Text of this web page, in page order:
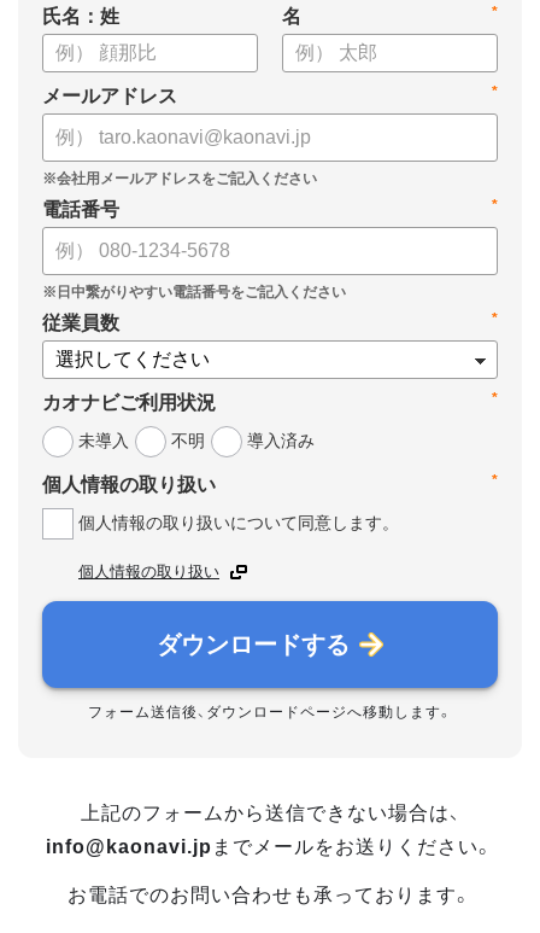
氏名：姓 *
名
*
メールアドレス
*
電話番号
*
従業員数
*
カオナビご利用状況
未導入
不明 導入済み
*
個人情報の取り扱い
個人情報の取り扱いについて同意します。
個人情報の取り扱い
ダウンロードする
フォーム送信後、ダウンロードページへ移動します。
上記のフォームから送信できない場合は、
info@kaonavi.jp までメールをお送りください。
お電話でのお問い合わせも承っております。